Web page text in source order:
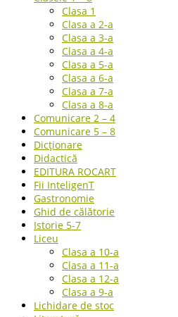
Clasa 1
Clasa a 2-a
Clasa a 3-a
Clasa a 4-a
Clasa a 5-a
Clasa a 6-a
Clasa a 7-a
Clasa a 8-a
Comunicare 2 – 4
Comunicare 5 – 8
Dicționare
Didactică
EDITURA ROCART
Fii InteligenT
Gastronomie
Ghid de călătorie
Istorie 5-7
Liceu
Clasa a 10-a
Clasa a 11-a
Clasa a 12-a
Clasa a 9-a
Lichidare de stoc